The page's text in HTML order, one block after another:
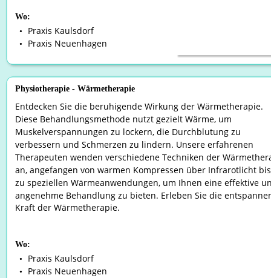
Wo:
•
Praxis Kaulsdorf
• Praxis Neuenhagen
Physiotherapie - Wärmetherapie
Entdecken Sie die beruhigende Wirkung der Wärmetherapie.
Diese Behandlungsmethode nutzt gezielt Wärme, um
Muskelverspannungen zu lockern, die Durchblutung zu
verbessern und Schmerzen zu lindern. Unsere erfahrenen
Therapeuten wenden verschiedene Techniken der
an, angefangen von warmen Kompressen über Infrarotlicht
zu speziellen Wärmeanwendungen, um Ihnen eine effektive
angenehme Behandlung zu bieten. Erleben Sie die
Kraft der Wärmetherapie.
Wo:
•
Praxis Kaulsdorf
• Praxis Neuenhagen